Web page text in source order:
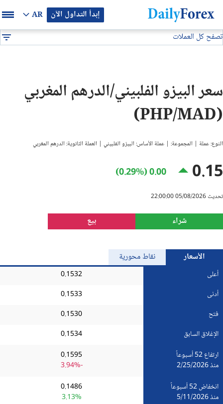
إبدأ التداول الآن AR
بيان إعلاني
تصفح كل العملات
GBP/USD
USD/JPY
USD/CAD
USD/CHF
Bitcoin/USD
المؤشرات
سعر البيزو الفلبيني/الدرهم المغربي
(PHP/MAD)
النوع: عملة | المجموعة: | عملة الأساس: البيزو الفلبيني | العملة الثانوية: الدرهم المغربي
0.15
0.00 (0.29%)
شراء بيع
تحديث 05/08/2026 22:00:00
الأسعار
أعلى
0.1532
أدنى
0.1533
فتح
0.1530
الإغلاق السابق
0.1534
ارتفاع 52 أسبوعاً
منذ 2/25/2026
0.1595
-3.94%
انخفاض 52 أسبوعاً
منذ 5/11/2026
0.1486
3.13%
نقاط محورية